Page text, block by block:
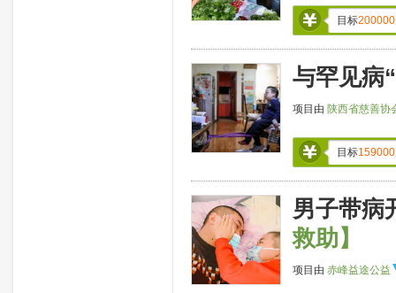
目标200000
与罕见病
项目由 陕西省慈善协
目标159000
男子带病
救助】
项目由 赤峰益途公益